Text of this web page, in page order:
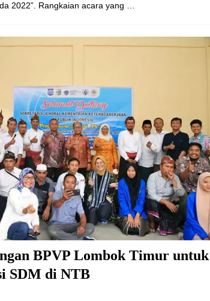
2022”. Rangkaian acara yang …
BPVP Lombok Timur untuk
SDM di NTB